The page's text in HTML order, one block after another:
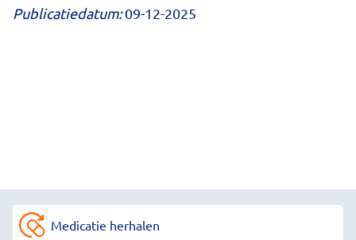
Publicatiedatum:09-12-2025
Medicatie herhalen